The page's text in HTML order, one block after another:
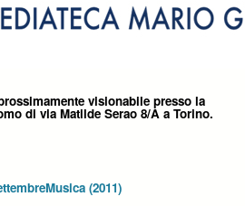
visionabile presso la
di via Matilde Serao 8/A a Torino.
(2011)